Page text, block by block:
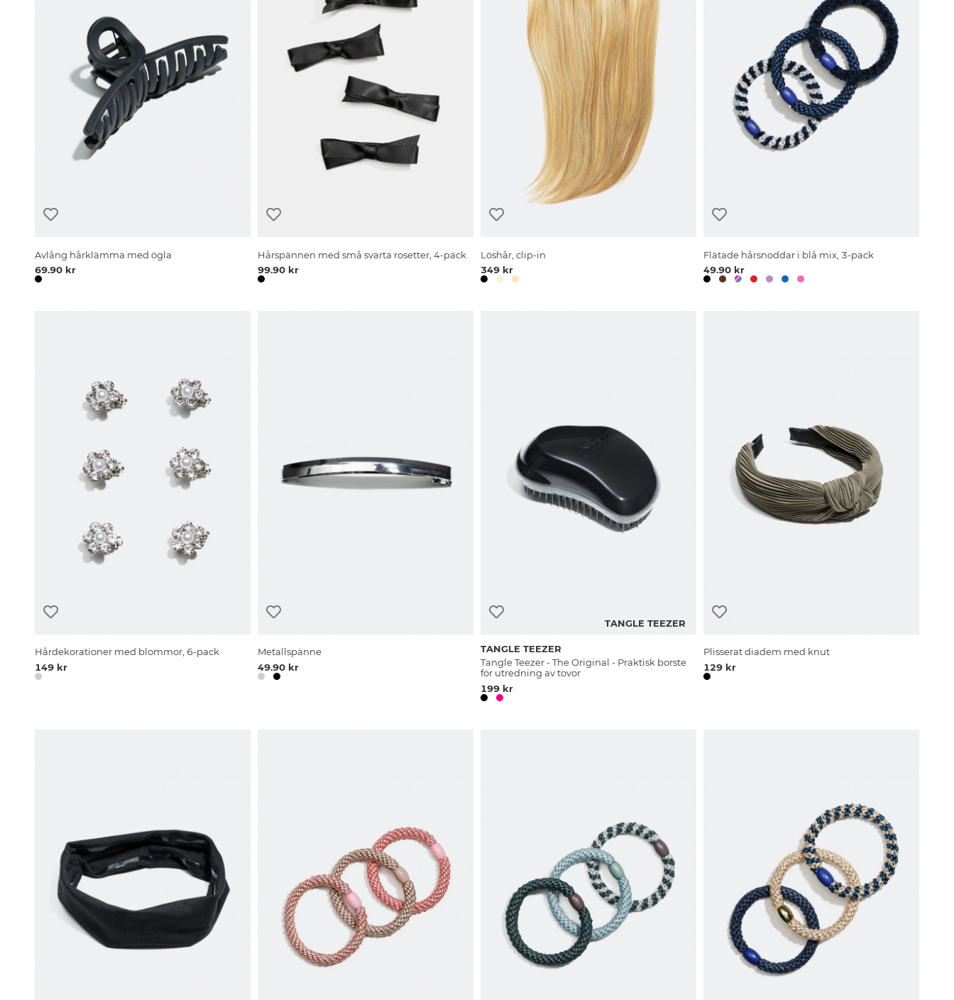
Avlång hårklämma med ögla
69.90 kr
Hårspännen med små svarta rosetter, 4-pack
99.90 kr
Löshår, clip-in
349 kr
Flätade hårsnoddar i blå mix, 3-pack
49.90 kr
Hårdekorationer med blommor, 6-pack
149 kr
Metallspänne
49.90 kr
TANGLE TEEZER
TANGLE TEEZER
Tangle Teezer - The Original - Praktisk borste
för utredning av tovor
199 kr
Plisserat diadem med knut
129 kr